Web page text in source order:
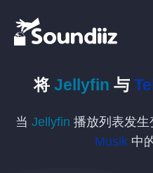
将 Jellyfin 与
当 Jellyfin 播放列表发
Musik 中